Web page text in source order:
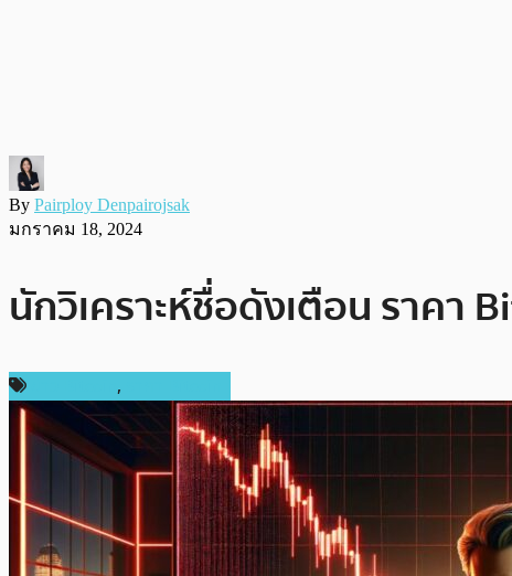
By Pairploy Denpairojsak
มกราคม 18, 2024
นักวิเคราะห์ชื่อดังเตือน ราคา
,